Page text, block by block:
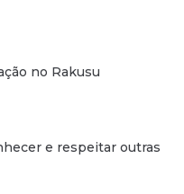
no Rakusu
e respeitar outras